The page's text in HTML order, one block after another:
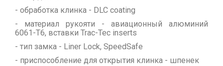
- обработка клинка - DLC coating
- материал рукояти - авиационный алюминий
6061-T6, вставки Trac-Tec inserts
- тип замка - Liner Lock, SpeedSafe
- приспособление для открытия клинка - шпенек